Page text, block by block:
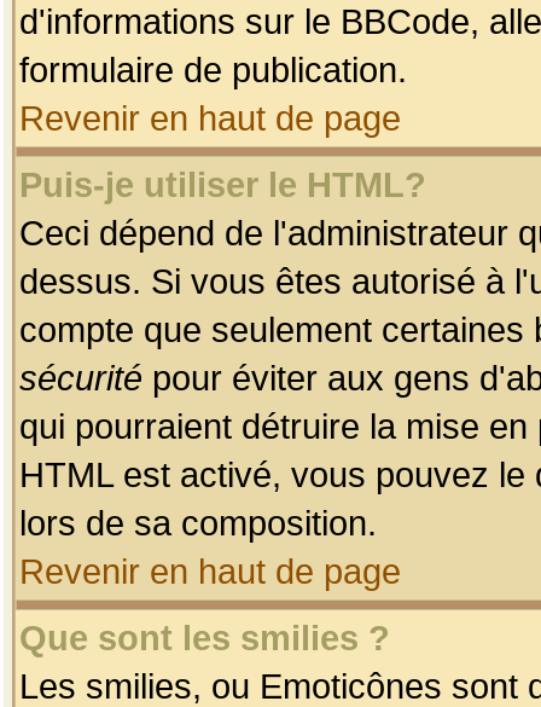
d'informations sur le BBCode,
formulaire de publication.
Revenir en haut de page
Puis-je utiliser le HTML?
Ceci dépend de l'administrateur
dessus. Si vous êtes autorisé à
compte que seulement
sécurité pour éviter aux gens
qui pourraient détruire la mise
HTML est activé, vous pouvez
lors de sa composition.
Revenir en haut de page
Que sont les smilies ?
Les smilies, ou Emoticônes sont